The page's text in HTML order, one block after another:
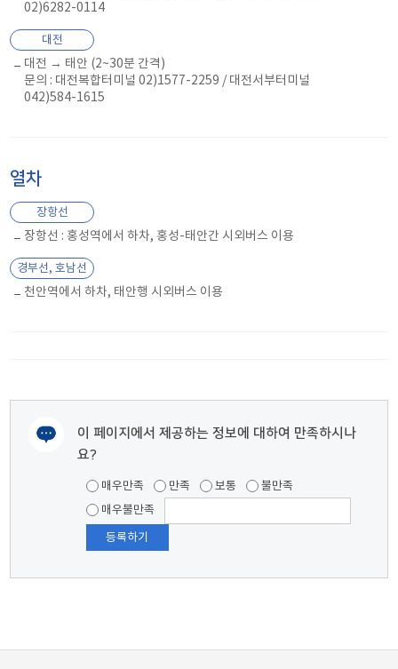
02)6282-0114
대전
대전 → 태안 (2~30분 간격)
문의 : 대전복합터미널 02)1577-2259 / 대전서부터미널
042)584-1615
열차
장항선
장항선 : 홍성역에서 하차, 홍성-태안간 시외버스 이용
경부선, 호남선
천안역에서 하차, 태안행 시외버스 이용
이 페이지에서 제공하는 정보에 대하여 만족하시나
요?
매우만족 만족 보통
불만족
매우불만족